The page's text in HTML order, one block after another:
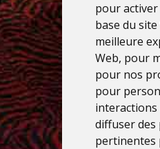
pour
base du site
meilleure
Web, pour
pour nos
pour
diffuser des
pertinentes